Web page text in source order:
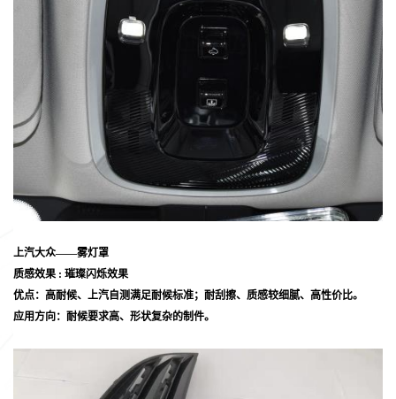
上汽大众——雾灯罩
质感效果 : 璀璨闪烁效果
优点：高耐候、上汽自测满足耐候标准；耐刮擦、质感较细腻、高性价比。
应用方向：耐候要求高、形状复杂的制件。